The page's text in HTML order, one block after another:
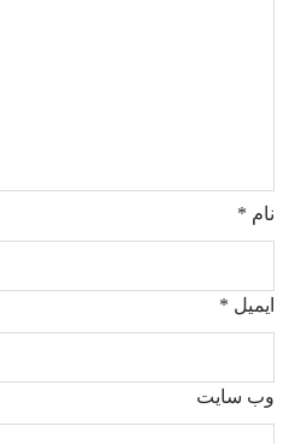
نام *
ایمیل *
وب‌ سایت